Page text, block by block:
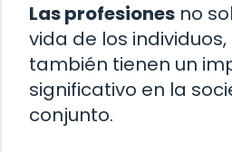
Las profesiones no
vida de los individuos,
también tienen un
significativo en la
conjunto.